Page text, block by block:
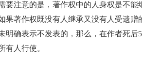
注意的是，著作权中的人身权是不能
果著作权既没有人继承又没有人受遗
明确表示不发表的，那么，在作者死
有人行使。